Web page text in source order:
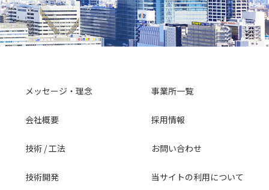
メッセージ・理念
会社概要
技術 / 工法
技術開発
事業所一覧
採用情報
お問い合わせ
当サイトの利用について